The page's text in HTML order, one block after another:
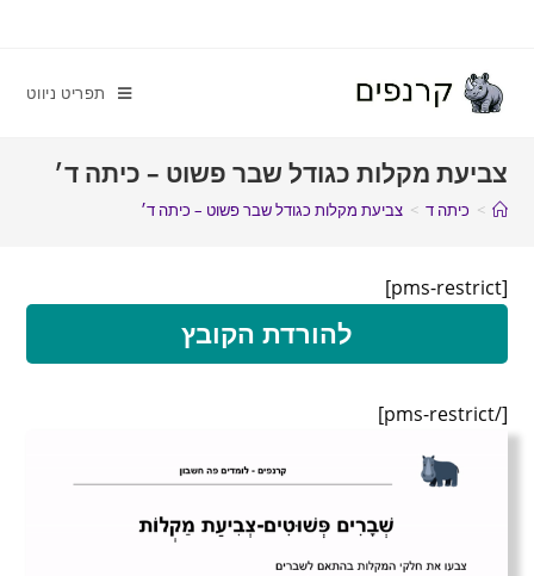
תפריט ניווט
צביעת מקלות כגודל שבר פשוט – כיתה ד׳
> כיתה ד > צביעת מקלות כגודל שבר פשוט – כיתה ד׳
[pms-restrict]
להורדת הקובץ
[/pms-restrict]